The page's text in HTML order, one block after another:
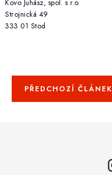
Cena a termín dopravy
Kovo Juhász, spol. s r.o.
Strojnická 49
333 01 Stod
PŘEDCHOZÍ ČLÁNEK